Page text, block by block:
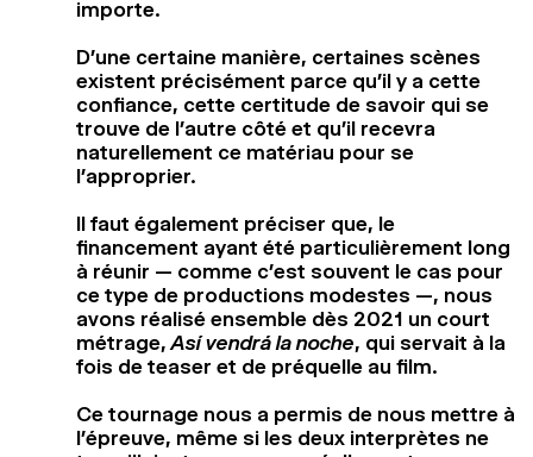
importe.
D’une certaine manière, certaines scènes
existent précisément parce qu’il y a cette
confiance, cette certitude de savoir qui se
trouve de l’autre côté et qu’il recevra
naturellement ce matériau pour se
l’approprier.
Il faut également préciser que, le
financement ayant été particulièrement long
à réunir — comme c’est souvent le cas pour
ce type de productions modestes —, nous
avons réalisé ensemble dès 2021 un court
métrage,Así vendrá la noche, qui servait à la
fois de teaser et de préquelle au film.
Ce tournage nous a permis de nous mettre à
l’épreuve, même si les deux interprètes ne